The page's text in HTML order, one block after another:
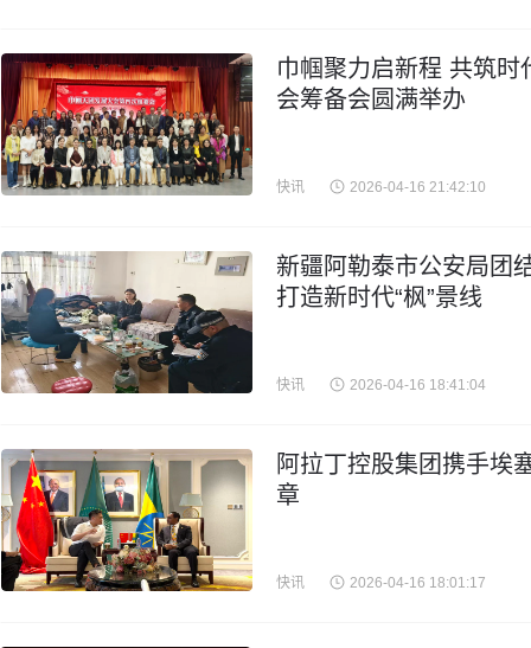
巾帼聚力启新程 共筑
会筹备会圆满举办
快讯 2026-04-16 21:42:10
新疆阿勒泰市公安局团
打造新时代“枫”景线
快讯 2026-04-16 18:41:04
阿拉丁控股集团携手埃
章
快讯 2026-04-16 18:01:17